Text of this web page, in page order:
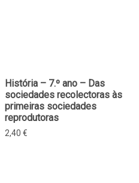
História – 7.º ano – Das
sociedades recolectoras às
primeiras sociedades
reprodutoras
2,40 €